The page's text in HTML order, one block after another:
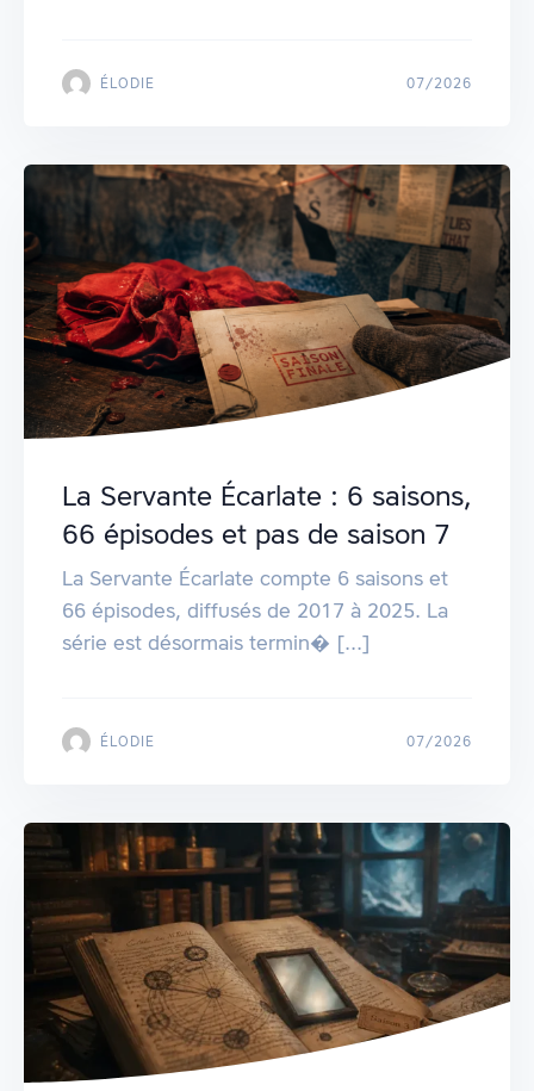
ÉLODIE 07/2026
La Servante Écarlate : 6 saisons,
66 épisodes et pas de saison 7
La Servante Écarlate compte 6 saisons et
66 épisodes, diffusés de 2017 à 2025. La
série est désormais termin� [...]
ÉLODIE 07/2026